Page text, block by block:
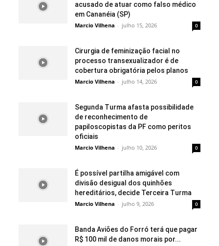
acusado de atuar como falso médico
em Cananéia (SP)
Marcio Vilhena - julho 15, 2026 0
Cirurgia de feminização facial no
processo transexualizador é de
cobertura obrigatória pelos planos
Marcio Vilhena - julho 14, 2026 0
Segunda Turma afasta possibilidade
de reconhecimento de
papiloscopistas da PF como peritos
oficiais
Marcio Vilhena - julho 10, 2026 0
É possível partilha amigável com
divisão desigual dos quinhões
hereditários, decide Terceira Turma
Marcio Vilhena - julho 9, 2026 0
Banda Aviões do Forró terá que pagar
R$ 100 mil de danos morais por...